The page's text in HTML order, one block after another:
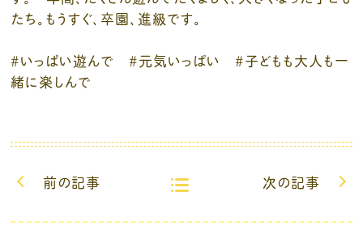
たち。もうすぐ、卒園、進級です。
#いっぱい遊んで #元気いっぱい #子どもも大人も一
緒に楽しんで
前の記事 次の記事